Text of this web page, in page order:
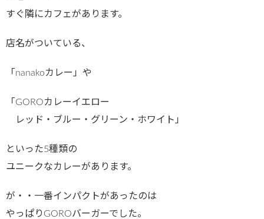
すぐ隣にカフェがあります。
店名がついている、
「nanakoカレー」や
「GOROカレーイエロー
レッド・ブルー・グリーン・ホワイト」
といった5種類の
ユニークなカレーがあります。
が・・一番インパクトがあったのは
やっぱりGOROバーガーでした。